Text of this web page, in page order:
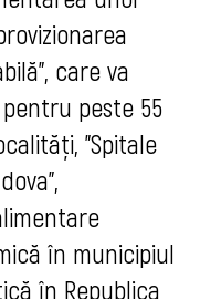
care va
peste 55
"Spitale
în municipiul
în Republica